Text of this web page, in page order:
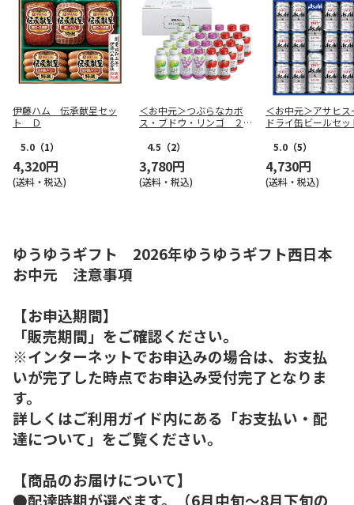
伊藤ハム 伝承献呈セッ
ト Ｄ
5.0 （1）
4,320円
(送料・税込)
＜お中元＞つぶらなカボ
ス・ブドウ・リンゴ ２４
4.5 （2）
3,780円
(送料・税込)
＜お中元＞アサヒス
ドライ缶ビールセッ
5.0 （5）
4,730円
(送料・税込)
ゆうゆうギフト 2026年ゆうゆうギフト西日本
お中元 注意事項
【お申込期間】
「販売期間」をご確認ください。
※インターネットでお申込みの場合は、お支払
いが完了した時点でお申込み受付完了となりま
す。
詳しくはご利用ガイド内にある「お支払い・配
達について」をご覧ください。
【商品のお届けについて】
●配達時期が選べます。（6月中旬～8月下旬の